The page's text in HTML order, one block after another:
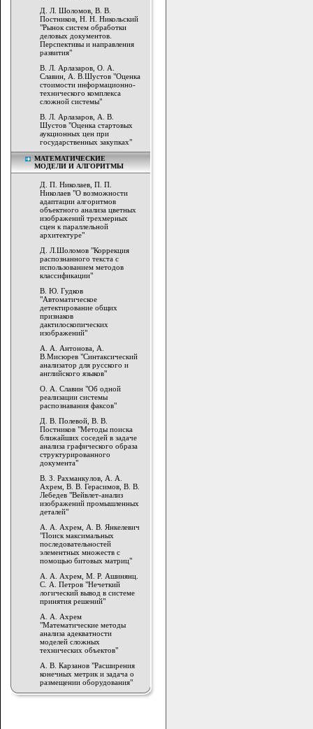
Д. Л. Шоломов, В. В.
Постников, Н. Н. Никольский
"Рынок систем обработки
деловых документов.
Перспективы и направления
развития"
В. Л. Арлазаров, О. А.
Славин, А. В.Шустов "Оценка
стоимости информационно-
технического комплекса
сложной системы"
В. Л. Арлазаров, А. В.
Шустов "Оценка стартовых
аукционных цен при
государственных закупках"
МАТЕМАТИЧЕСКИЕ
МОДЕЛИ И АЛГОРИТМЫ
Д. П. Николаев, П. П.
Николаев "О возможности
адаптации алгоритмов
объектного анализа цветных
изображений трехмерных
сцен к параллельной
архитектуре"
Д. Л.Шоломов "Коррекция
распознанного текста с
использованием методов
классификации"
В. Ю. Гудков
"Автоматическое
детектирование общих
признаков
дактилоскопических
изображений"
А. А. Антонова, А.
В.Мисюрев "Синтаксический
анализатор для русского и
английского языков"
О. А. Славин "Об одной
реализации системы
распознавания факсов"
Д. В. Полевой, В. В.
Постников "Методы поиска
ближайших соседей в задаче
анализа графического образа
структурированного
документа"
В. З. Рахманкулов, А. А.
Ахрем, В. В. Герасимов, В. В.
Лебедев "Вейвлет-анализ
изображений промышленных
деталей"
А. А. Ахрем, А. В. Янкелевич
"Поиск максимальных
последовательностей
элементных множеств с
помощью битовых матриц"
А. А. Ахрем, М. Р. Ашинянц.
С. А. Петров "Нечеткий
логический вывод в системе
принятия решений"
А. А. Ахрем
"Математические методы
анализа адекватности
моделей сложных
технических объектов"
А. В. Карзанов "Расширения
конечных метрик и задача о
размещении оборудования"